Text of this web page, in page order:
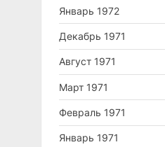
Январь 1972
Декабрь 1971
Август 1971
Март 1971
Февраль 1971
Январь 1971